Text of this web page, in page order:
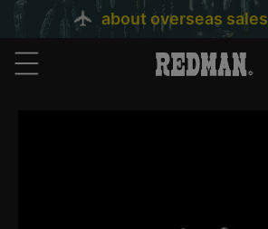
about overseas sales